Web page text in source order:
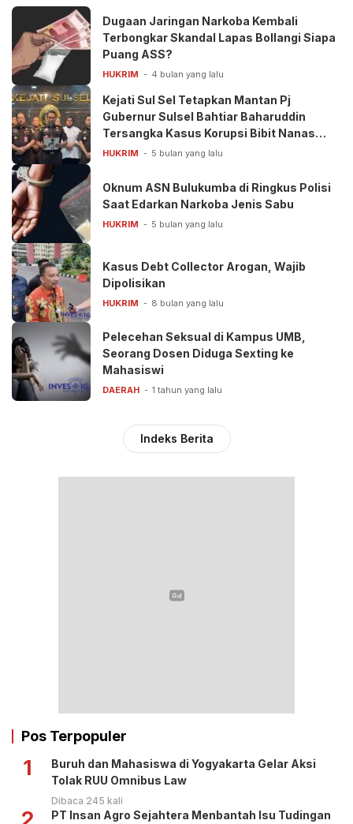
Dugaan Jaringan Narkoba Kembali
Terbongkar Skandal Lapas Bollangi Siapa
Puang ASS?
HUKRIM 4 bulan yang lalu
Kejati Sul Sel Tetapkan Mantan Pj
Gubernur Sulsel Bahtiar Baharuddin
Tersangka Kasus Korupsi Bibit Nanas
Rp50 Miliar
HUKRIM 5 bulan yang lalu
Oknum ASN Bulukumba di Ringkus Polisi
Saat Edarkan Narkoba Jenis Sabu
HUKRIM 5 bulan yang lalu
Kasus Debt Collector Arogan, Wajib
Dipolisikan
HUKRIM 8 bulan yang lalu
Pelecehan Seksual di Kampus UMB,
Seorang Dosen Diduga Sexting ke
Mahasiswi
DAERAH 1 tahun yang lalu
Indeks Berita
Pos Terpopuler
1
Buruh dan Mahasiswa di Yogyakarta Gelar Aksi
Tolak RUU Omnibus Law
Dibaca 245 kali
PT Insan Agro Sejahtera Menbantah Isu Tudingan